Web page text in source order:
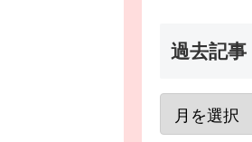
過去記事